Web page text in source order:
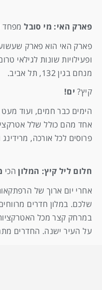
פארק האי: מי סובלמפחד
פארק האי הוא פארק
מנחם בגין 132, תל אביב.
קיץ?ים!
הימים כבר חמים, ועוד
אחד מהם כולל שלל
פרוסים לכל אורכה, מרידינג
חלום ליל קיץ: המלוןהכי
שלכם. במלון חדרים
על העיר ישנה. החדרים